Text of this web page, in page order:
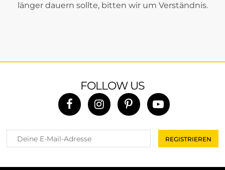
länger dauern sollte, bitten wir um Verständnis.
FOLLOW US